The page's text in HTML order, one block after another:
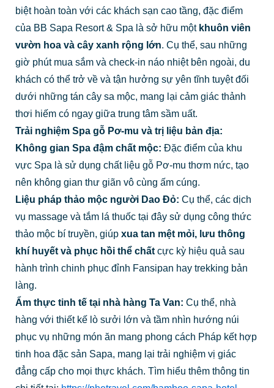
biệt hoàn toàn với các khách sạn cao tầng, đặc điểm
của BB Sapa Resort & Spa là sở hữu một khuôn viên
vườn hoa và cây xanh rộng lớn. Cụ thể, sau những
giờ phút mua sắm và check-in náo nhiệt bên ngoài, du
khách có thể trở về và tận hưởng sự yên tĩnh tuyệt đối
dưới những tán cây sa mộc, mang lại cảm giác thảnh
thơi hiếm có ngay giữa trung tâm sầm uất.
Trải nghiệm Spa gỗ Pơ-mu và trị liệu bản địa:
Không gian Spa đậm chất mộc: Đặc điểm của khu
vực Spa là sử dụng chất liệu gỗ Pơ-mu thơm nức, tạo
nên không gian thư giãn vô cùng ấm cúng.
Liệu pháp thảo mộc người Dao Đỏ: Cụ thể, các dịch
vụ massage và tắm lá thuốc tại đây sử dụng công thức
thảo mộc bí truyền, giúp xua tan mệt mỏi, lưu thông
khí huyết và phục hồi thể chấtcực kỳ hiệu quả sau
hành trình chinh phục đỉnh Fansipan hay trekking bản
làng.
Ẩm thực tinh tế tại nhà hàng Ta Van: Cụ thể, nhà
hàng với thiết kế lò sưởi lớn và tầm nhìn hướng núi
phục vụ những món ăn mang phong cách Pháp kết hợp
tinh hoa đặc sản Sapa, mang lại trải nghiệm vị giác
đẳng cấp cho mọi thực khách. Tìm hiểu thêm thông tin